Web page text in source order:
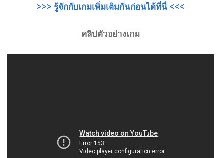
>>> รู้จักกับเกมเพิ่มเติมกันก่อนได้ที่นี่ <<<
คลิปตัวอย่างเกม